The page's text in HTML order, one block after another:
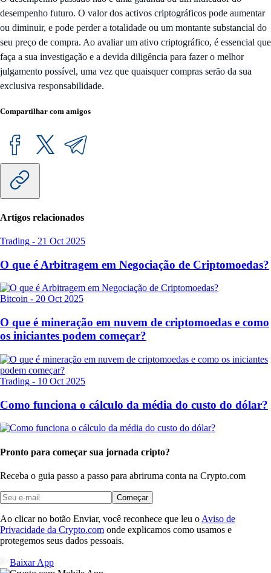
desempenho futuro. O valor dos activos criptográficos pode aumentar
ou diminuir, e pode perder a totalidade ou um montante substancial do
seu preço de compra. Ao avaliar um ativo criptográfico, é essencial que
faça a sua investigação e a devida diligência para fazer o melhor
julgamento possível, uma vez que quaisquer compras serão da sua
exclusiva responsabilidade.
Compartilhar com amigos
Artigos relacionados
Trading - 21 Oct 2025
O que é Arbitragem em Negociação de Criptomoedas?
Bitcoin - 20 Oct 2025
O que é mineração em nuvem de criptomoedas e como
os iniciantes podem começar?
Trading - 10 Oct 2025
Como funciona o cálculo da média do custo do dólar?
Pronto para começar sua jornada cripto?
Receba o guia passo a passo para abriruma conta na Crypto.com
Começar
Ao clicar no botão Enviar, você reconhece que leu o Aviso de
Privacidade da Crypto.com onde explicamos como usamos e
protegemos seus dados pessoais.
Baixar App